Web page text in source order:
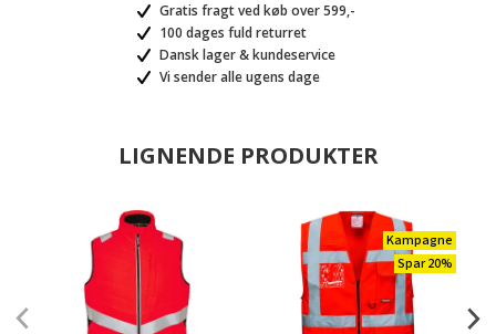
Gratis fragt ved køb over 599,-
100 dages fuld returret
Dansk lager & kundeservice
Vi sender alle ugens dage
LIGNENDE PRODUKTER
Kampagne
Spar 20%